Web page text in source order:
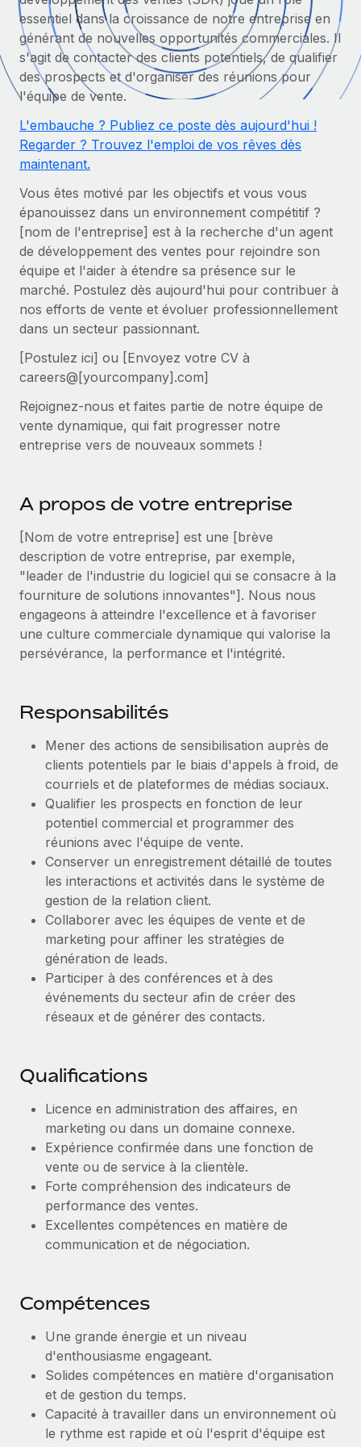
Gestion des freelances
Intégrez et gérez vos freelances partout dans le monde
PEO
Sous-traitez les opérations complexes liées à l’emploi
INFRASTRUCTURE
Intégrez vos RH aux flux de travail en toute simplicité
Plateforme
Des fonctions RH clés intégrées pour votre équipe
Connecter
Connectez n'importe quel outil d’IA à Remote grâce à
Intégrations
Rationalisez vos processus avec des outils essentiels
SERVICES
Demandez aux experts
l’international et la conformité
Contrôles d’antécédents
Simplifiez vos processus de présélection des
candidats
Remote Watchtower
Gardez un temps d’avance sur les risques en
matière de conformité
dans le monde entier
Création d’entité
Établissez des entités rapidement et en toute
conformité
Mobilité et déménagement international
Organisez facilement le déménagement de vos
employés
Avantages sociaux
Gérez facilement les avantages sociaux
Comparer Remote
Examinez notre service par rapport aux autres
CROISSANCE
Des solutions agiles et internationales pour les RH et la
paie des entreprises en pleine croissance
Développez vos équipes avec des solutions RH sur
mesure
Entreprise
Les RH à l’international pour les grandes entreprises
TRAVAILLONS ENSEMBLE
Partenaires stratégiques de la tech
Intégrez les RH à l’international de manière flexible
Devenir partenaire
Explorez avec nous vos opportunités de partenariat
ÉTUDES DE CAS
pays
Calculateur de paiement des freelances
Découvrez les devises disponibles et les vitesses de
paiement pour vos freelances internationaux
APPRENDRE AVEC REMOTE
Recherche et guides
Études de cas
Glossaire RH
Checklists et modèles
Webinaires
Événements
Salle de presse
Données sur les salaires et les talents
Obtenir de l’aide
Voir toutes les ressources
Paie multipays
EOR et PEO
Taxes
Explorer le blog
BLOG
Mises à jour des produits de Remote :
Intégrations Gusto et Xero et Gestion des
freelances Plus
Remote a toujours pour mission d'aider les entreprises de
toute taille à embaucher, gérer et payer...
En savoir plus
Comment Phiture gère ses 55 employés
répartis dans 19 pays grâce à Remote
Nederlands
Français
Español
Italiano
Português (Portugal)
日本語
한국어
Connexion
essentiel dans la croissance de notre entreprise en
générant de nouvelles opportunités commerciales. Il
s'agit de contacter des clients potentiels, de qualifier
des prospects et d'organiser des réunions pour
l'équipe de vente.
L'embauche ? Publiez ce poste dès aujourd'hui !
Regarder ? Trouvez l'emploi de vos rêves dès
maintenant.
Vous êtes motivé par les objectifs et vous vous
épanouissez dans un environnement compétitif ?
[nom de l'entreprise] est à la recherche d'un agent
de développement des ventes pour rejoindre son
équipe et l'aider à étendre sa présence sur le
marché. Postulez dès aujourd'hui pour contribuer à
nos efforts de vente et évoluer professionnellement
dans un secteur passionnant.
[Postulez ici] ou [Envoyez votre CV à
careers@[yourcompany].com]
Rejoignez-nous et faites partie de notre équipe de
vente dynamique, qui fait progresser notre
entreprise vers de nouveaux sommets !
A propos de votre entreprise
[Nom de votre entreprise] est une [brève
description de votre entreprise, par exemple,
"leader de l'industrie du logiciel qui se consacre à la
fourniture de solutions innovantes"]. Nous nous
engageons à atteindre l'excellence et à favoriser
une culture commerciale dynamique qui valorise la
persévérance, la performance et l'intégrité.
Responsabilités
Mener des actions de sensibilisation auprès de
clients potentiels par le biais d'appels à froid, de
courriels et de plateformes de médias sociaux.
Qualifier les prospects en fonction de leur
potentiel commercial et programmer des
réunions avec l'équipe de vente.
Conserver un enregistrement détaillé de toutes
les interactions et activités dans le système de
gestion de la relation client.
Collaborer avec les équipes de vente et de
marketing pour affiner les stratégies de
génération de leads.
Participer à des conférences et à des
événements du secteur afin de créer des
réseaux et de générer des contacts.
Qualifications
Licence en administration des affaires, en
marketing ou dans un domaine connexe.
Expérience confirmée dans une fonction de
vente ou de service à la clientèle.
Forte compréhension des indicateurs de
performance des ventes.
Excellentes compétences en matière de
communication et de négociation.
Compétences
Une grande énergie et un niveau
d'enthousiasme engageant.
Solides compétences en matière d'organisation
et de gestion du temps.
Capacité à travailler dans un environnement où
le rythme est rapide et où l'esprit d'équipe est